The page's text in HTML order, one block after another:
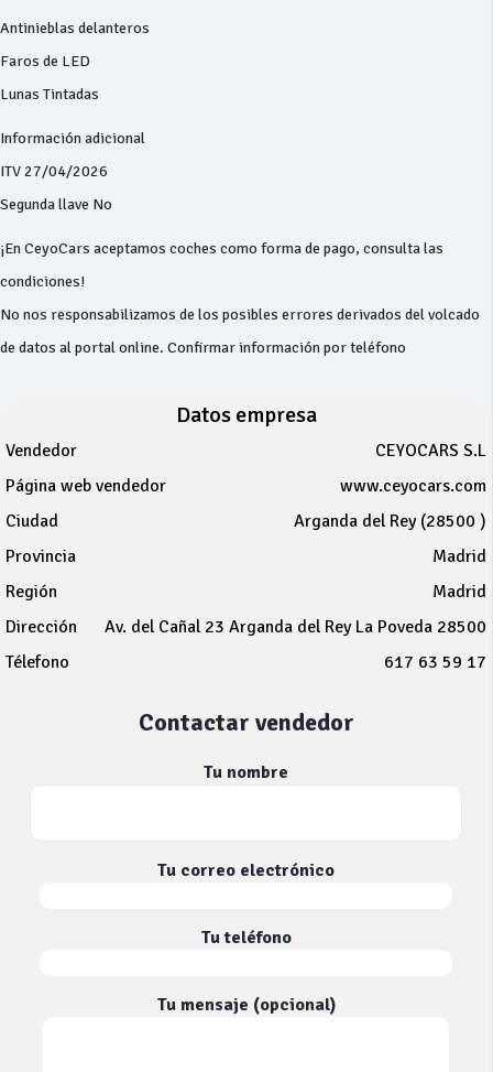
Antinieblas delanteros
Faros de LED
Lunas Tintadas
Información adicional
ITV 27/04/2026
Segunda llave No
¡En CeyoCars aceptamos coches como forma de pago, consulta las
condiciones!
No nos responsabilizamos de los posibles errores derivados del volcado
de datos al portal online. Confirmar información por teléfono
Datos empresa
Vendedor
CEYOCARS S.L
Página web vendedor
www.ceyocars.com
Ciudad
Arganda del Rey (28500 )
Provincia
Madrid
Región
Madrid
Dirección
Av. del Cañal 23 Arganda del Rey La Poveda 28500
Télefono
617 63 59 17
Contactar vendedor
Tu nombre
Tu correo electrónico
Tu teléfono
Tu mensaje (opcional)